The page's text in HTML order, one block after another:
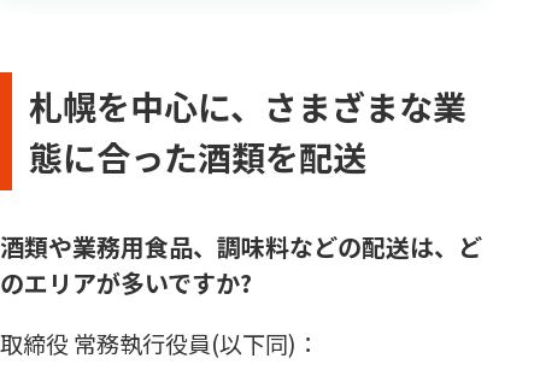
札幌を中心に、さまざまな業
態に合った酒類を配送
酒類や業務用食品、調味料などの配送は、ど
のエリアが多いですか?
取締役 常務執行役員(以下同)：